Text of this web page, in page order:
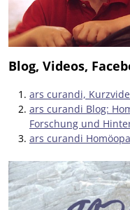
Blog, Videos,
ars curandi,
ars curandi Blog:
Forschung und
ars curandi